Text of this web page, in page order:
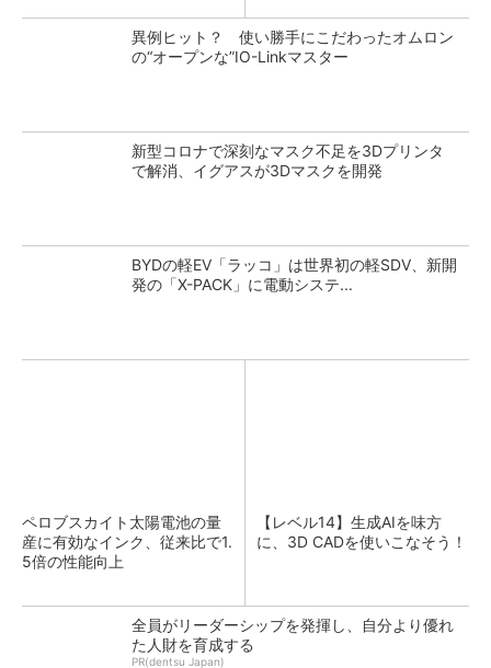
異例ヒット？ 使い勝手にこだわったオムロン
の“オープンな”IO-Linkマスター
新型コロナで深刻なマスク不足を3Dプリンタ
で解消、イグアスが3Dマスクを開発
BYDの軽EV「ラッコ」は世界初の軽SDV、新開
発の「X-PACK」に電動システ...
ペロブスカイト太陽電池の量
産に有効なインク、従来比で1.
5倍の性能向上
【レベル14】生成AIを味方
に、3D CADを使いこなそう！
全員がリーダーシップを発揮し、自分より優れ
た人財を育成する
PR(dentsu Japan)